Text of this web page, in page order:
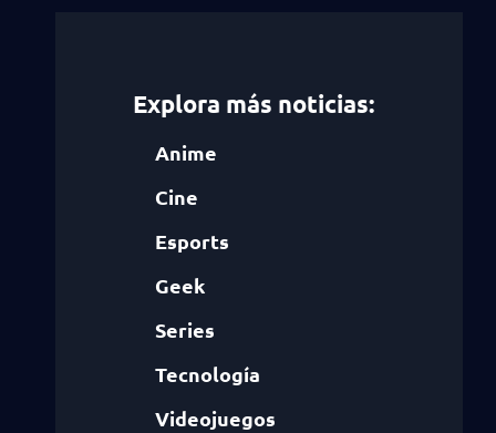
Explora más noticias:
Anime
Cine
Esports
Geek
Series
Tecnología
Videojuegos